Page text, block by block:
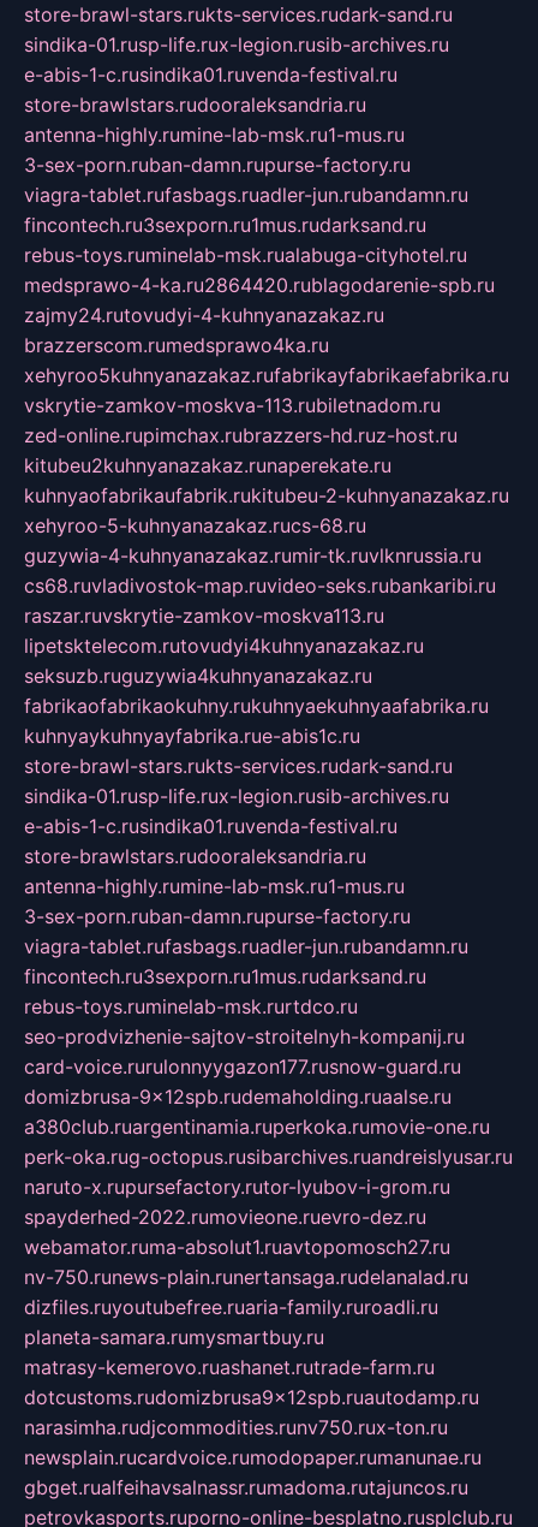
store-brawl-stars.rukts-services.rudark-sand.ru
sindika-01.rusp-life.rux-legion.rusib-archives.ru
e-abis-1-c.rusindika01.ruvenda-festival.ru
store-brawlstars.rudooraleksandria.ru
antenna-highly.rumine-lab-msk.ru1-mus.ru
3-sex-porn.ruban-damn.rupurse-factory.ru
viagra-tablet.rufasbags.ruadler-jun.rubandamn.ru
fincontech.ru3sexporn.ru1mus.rudarksand.ru
rebus-toys.ruminelab-msk.rualabuga-cityhotel.ru
medsprawo-4-ka.ru2864420.rublagodarenie-spb.ru
zajmy24.rutovudyi-4-kuhnyanazakaz.ru
brazzerscom.rumedsprawo4ka.ru
xehyroo5kuhnyanazakaz.rufabrikayfabrikaefabrika.ru
vskrytie-zamkov-moskva-113.rubiletnadom.ru
zed-online.rupimchax.rubrazzers-hd.ruz-host.ru
kitubeu2kuhnyanazakaz.runaperekate.ru
kuhnyaofabrikaufabrik.rukitubeu-2-kuhnyanazakaz.ru
xehyroo-5-kuhnyanazakaz.rucs-68.ru
guzywia-4-kuhnyanazakaz.rumir-tk.ruvlknrussia.ru
cs68.ruvladivostok-map.ruvideo-seks.rubankaribi.ru
raszar.ruvskrytie-zamkov-moskva113.ru
lipetsktelecom.rutovudyi4kuhnyanazakaz.ru
seksuzb.ruguzywia4kuhnyanazakaz.ru
fabrikaofabrikaokuhny.rukuhnyaekuhnyaafabrika.ru
kuhnyaykuhnyayfabrika.rue-abis1c.ru
store-brawl-stars.rukts-services.rudark-sand.ru
sindika-01.rusp-life.rux-legion.rusib-archives.ru
e-abis-1-c.rusindika01.ruvenda-festival.ru
store-brawlstars.rudooraleksandria.ru
antenna-highly.rumine-lab-msk.ru1-mus.ru
3-sex-porn.ruban-damn.rupurse-factory.ru
viagra-tablet.rufasbags.ruadler-jun.rubandamn.ru
fincontech.ru3sexporn.ru1mus.rudarksand.ru
rebus-toys.ruminelab-msk.rurtdco.ru
seo-prodvizhenie-sajtov-stroitelnyh-kompanij.ru
card-voice.rurulonnyygazon177.rusnow-guard.ru
domizbrusa-9x12spb.rudemaholding.ruaalse.ru
a380club.ruargentinamia.ruperkoka.rumovie-one.ru
perk-oka.rug-octopus.rusibarchives.ruandreislyusar.ru
naruto-x.rupursefactory.rutor-lyubov-i-grom.ru
spayderhed-2022.rumovieone.ruevro-dez.ru
webamator.ruma-absolut1.ruavtopomosch27.ru
nv-750.runews-plain.runertansaga.rudelanalad.ru
dizfiles.ruyoutubefree.ruaria-family.ruroadli.ru
planeta-samara.rumysmartbuy.ru
matrasy-kemerovo.ruashanet.rutrade-farm.ru
dotcustoms.rudomizbrusa9x12spb.ruautodamp.ru
narasimha.rudjcommodities.runv750.rux-ton.ru
newsplain.rucardvoice.rumodopaper.rumanunae.ru
gbget.rualfeihavsalnassr.rumadoma.rutajuncos.ru
petrovkasports.ruporno-online-besplatno.rusplclub.ru